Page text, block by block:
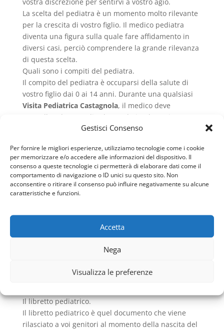
Gestisci Consenso
Per fornire le migliori esperienze, utilizziamo tecnologie come i cookie
per memorizzare e/o accedere alle informazioni del dispositivo. Il
consenso a queste tecnologie ci permetterà di elaborare dati come il
comportamento di navigazione o ID unici su questo sito. Non
acconsentire o ritirare il consenso può influire negativamente su alcune
caratteristiche e funzioni.
Accetta
Nega
Visualizza le preferenze
vostra discrezione per sentirvi a vostro agio.
La scelta del pediatra è un momento molto rilevante
per la crescita di vostro figlio. Il medico pediatra
diventa una figura sulla quale fare affidamento in
diversi casi, perciò comprendere la grande rilevanza
di questa scelta.
Quali sono i compiti del pediatra.
Il compito del pediatra è occuparsi della salute di
vostro figlio dai 0 ai 14 anni. Durante una qualsiasi
Visita Pediatrica Castagnola, il medico deve
controllare lo stato di salute nel piccolo paziente,
intervistando lui e voi genitori. Il pediatra ha il
guarigione.
Inoltre, ha la facoltà di ricoverare vostro figlio se
fosse necessario e può richiedere il consulto a uno
specialista. Se dovreste aver bisogno di rilascio di
certificati, è al pediatra che vi dovete rivolgere.
pediatra che si rende disponibile a recarsi a casa
È compito del medico, durante ogni
, compilare e aggiornare il libretto
pediatrico. Nel paragrafo successivo potrete scoprire
Il libretto pediatrico.
Il libretto pediatrico è quel documento che viene
rilasciato a voi genitori al momento della nascita del